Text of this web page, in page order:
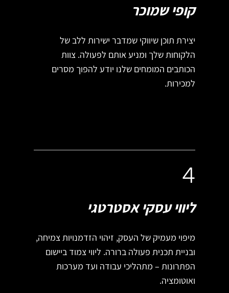
קופי שמוכר
יצירת תוכן שיווקי שמדבר ישירות ללב של
הלקוחות שלך ומניע אותם לפעולה. צוות
הכותבים המומחים שלנו יודע להפוך מסרים
למכירות.
4
ליווי עסקי אסטרטגי
מיפוי מעמיק של העסק, זיהוי הזדמנויות צמיחה,
ובניית תכנית פעולה ברורה. ליווי צמוד ביישום
הפתרונות – מתהליכי עבודה ועד מערכות
ואוטומציה.